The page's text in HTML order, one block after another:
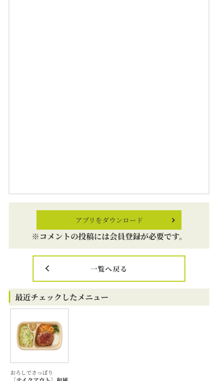
アプリをダウンロード
※コメントの投稿には会員登録が必要です。
一覧へ戻る
最近チェックしたメニュー
おろしでさっぱり